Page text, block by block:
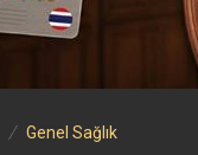
Genel Sağlık